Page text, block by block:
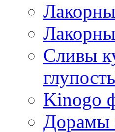
Сливы
Kinogo
Дорамы